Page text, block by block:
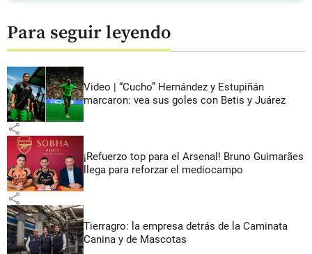
Para seguir leyendo
Video | “Cucho” Hernández y Estupiñán
marcaron: vea sus goles con Betis y Juárez
share
¡Refuerzo top para el Arsenal! Bruno Guimarães
llega para reforzar el mediocampo
share
Tierragro: la empresa detrás de la Caminata
Canina y de Mascotas